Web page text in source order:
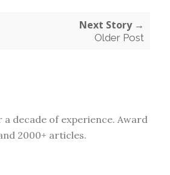
Next Story →
Older Post
decade of experience. Award
2000+ articles.